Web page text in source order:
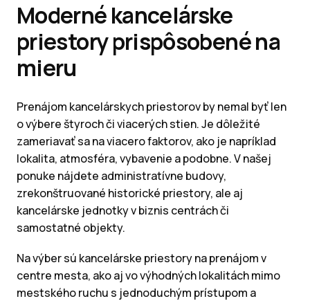
Moderné kancelárske
priestory prispôsobené na
mieru
Prenájom kancelárskych priestorov by nemal byť len
o výbere štyroch či viacerých stien. Je dôležité
zameriavať sa na viacero faktorov, ako je napríklad
lokalita, atmosféra, vybavenie a podobne. V našej
ponuke nájdete administratívne budovy,
zrekonštruované historické priestory, ale aj
kancelárske jednotky v biznis centrách či
samostatné objekty.
Na výber sú kancelárske priestory na prenájom v
centre mesta, ako aj vo výhodných lokalitách mimo
mestského ruchu s jednoduchým prístupom a